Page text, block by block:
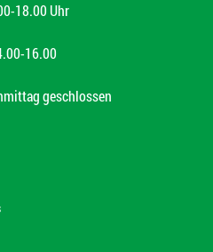
18.00 Uhr
16.00
geschlossen